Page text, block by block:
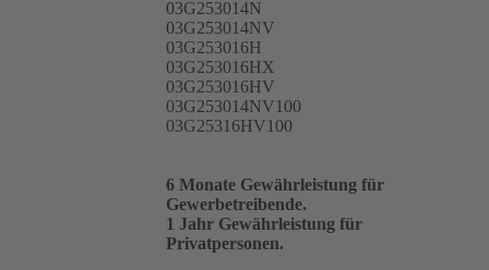
03G253014N
03G253014NV
03G253016H
03G253016HX
03G253016HV
03G253014NV100
03G25316HV100
6 Monate Gewährleistung für
Gewerbetreibende.
1 Jahr Gewährleistung für
Privatpersonen.